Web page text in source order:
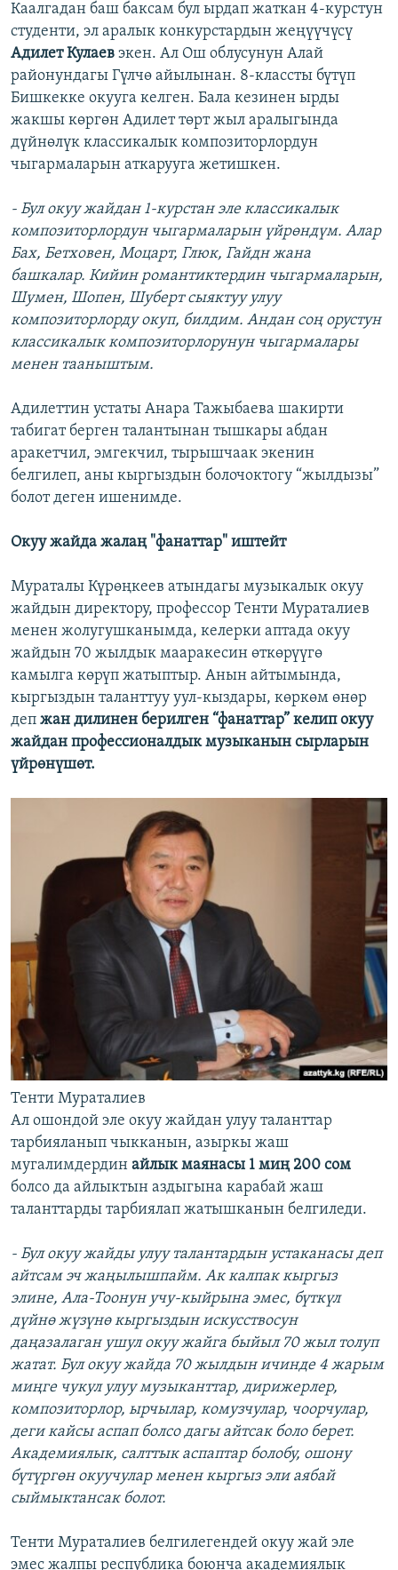
Каалгадан баш баксам бул ырдап жаткан 4-курстун
студенти, эл аралык конкурстардын жеңүүчүсү
Адилет Кулаев экен. Ал Ош облусунун Алай
районундагы Гүлчө айылынан. 8-классты бүтүп
Бишкекке окууга келген. Бала кезинен ырды
жакшы көргөн Адилет төрт жыл аралыгында
дүйнөлүк классикалык композиторлордун
чыгармаларын аткарууга жетишкен.
- Бул окуу жайдан 1-курстан эле классикалык
композиторлордун чыгармаларын үйрөндүм. Алар
Бах, Бетховен, Моцарт, Глюк, Гайдн жана
башкалар. Кийин романтиктердин чыгармаларын,
Шумен, Шопен, Шуберт сыяктуу улуу
композиторлорду окуп, билдим. Андан соң орустун
классикалык композиторлорунун чыгармалары
менен тааныштым.
Адилеттин устаты Анара Тажыбаева шакирти
табигат берген талантынан тышкары абдан
аракетчил, эмгекчил, тырышчаак экенин
белгилеп, аны кыргыздын болочоктогу “жылдызы”
болот деген ишенимде.
Окуу жайда жалаң "фанаттар" иштейт
Мураталы Күрөңкеев атындагы музыкалык окуу
жайдын директору, профессор Тенти Мураталиев
менен жолугушканымда, келерки аптада окуу
жайдын 70 жылдык мааракесин өткөрүүгө
камылга көрүп жатыптыр. Анын айтымында,
кыргыздын таланттуу уул-кыздары, көркөм өнөр
деп жан дилинен берилген “фанаттар” келип окуу
жайдан профессионалдык музыканын сырларын
үйрөнүшөт.
Тенти Мураталиев
Ал ошондой эле окуу жайдан улуу таланттар
тарбияланып чыкканын, азыркы жаш
мугалимдердин айлык маянасы 1 миң 200 сом
болсо да айлыктын аздыгына карабай жаш
таланттарды тарбиялап жатышканын белгиледи.
- Бул окуу жайды улуу талантардын устаканасы деп
айтсам эч жаңылышпайм. Ак калпак кыргыз
элине, Ала-Тоонун учу-кыйрына эмес, бүткүл
дүйнө жүзүнө кыргыздын искусствосун
даңазалаган ушул окуу жайга быйыл 70 жыл толуп
жатат. Бул окуу жайда 70 жылдын ичинде 4 жарым
миңге чукул улуу музыканттар, дирижерлер,
композиторлор, ырчылар, комузчулар, чоорчулар,
деги кайсы аспап болсо дагы айтсак боло берет.
Академиялык, салттык аспаптар болобу, ошону
бүтүргөн окуучулар менен кыргыз эли аябай
сыймыктансак болот.
Тенти Мураталиев белгилегендей окуу жай эле
эмес жалпы республика боюнча академиялык